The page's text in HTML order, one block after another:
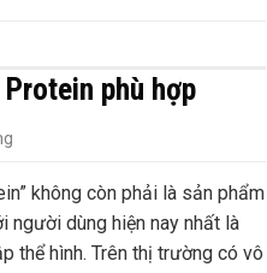
phù hợp
không còn phải là sản phẩm
người dùng hiện nay nhất là
thể hình. Trên thị trường có vô